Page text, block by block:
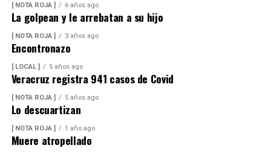
[ NOTA ROJA ] 6 años ago
La golpean y le arrebatan a su hijo
[ NOTA ROJA ] 3 años ago
Encontronazo
[ LOCAL ] 5 años ago
Veracruz registra 941 casos de Covid
[ NOTA ROJA ] 5 años ago
Lo descuartizan
[ NOTA ROJA ] 1 año ago
Muere atropellado